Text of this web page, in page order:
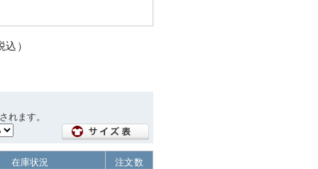
）
れます。
在庫状況
注文数